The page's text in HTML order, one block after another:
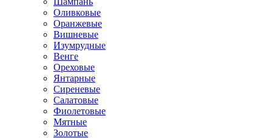
Оливковые
Оранжевые
Вишневые
Изумрудные
Венге
Ореховые
Янтарные
Сиреневые
Салатовые
Фиолетовые
Мятные
Золотые